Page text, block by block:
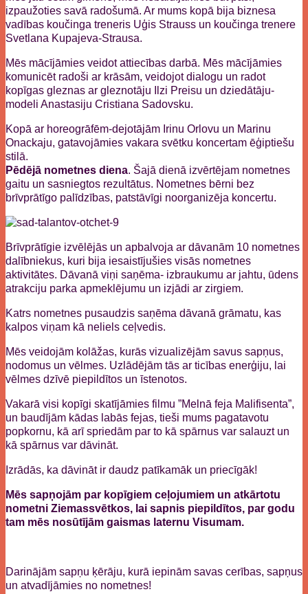
izpaužoties savā radošumā. Ar mums kopā bija biznesa
vadības koučinga treneris Uģis Strauss un koučinga trenere
Svetlana Kupajeva-Strausa.
Mēs mācījāmies veidot attiecības darbā. Mēs mācījāmies
komunicēt radoši ar krāsām, veidojot dialogu un radot
kopīgas gleznas ar gleznotāju Ilzi Preisu un dziedātāju-
modeli Anastasiju Cristiana Sadovsku.
Kopā ar horeogrāfēm-dejotājām Irinu Orlovu un Marinu
Onackaju, gatavojāmies vakara svētku koncertam ēģiptiešu
stilā.
Pēdējā nometnes diena. Šajā dienā izvērtējam nometnes
gaitu un sasniegtos rezultātus. Nometnes bērni bez
brīvprātīgo palīdzības, patstāvīgi noorganizēja koncertu.
Brīvprātīgie izvēlējās un apbalvoja ar dāvanām 10 nometnes
dalībniekus, kuri bija iesaistījušies visās nometnes
aktivitātes. Dāvanā viņi saņēma- izbraukumu ar jahtu, ūdens
atrakciju parka apmeklējumu un izjādi ar zirgiem.
Katrs nometnes pusaudzis saņēma dāvanā grāmatu, kas
kalpos viņam kā neliels ceļvedis.
Mēs veidojām kolāžas, kurās vizualizējām savus sapņus,
nodomus un vēlmes. Uzlādējām tās ar ticības enerģiju, lai
vēlmes dzīvē piepildītos un īstenotos.
Vakarā visi kopīgi skatījāmies filmu ”Melnā feja Malifisenta”,
un baudījām kādas labās fejas, tieši mums pagatavotu
popkornu, kā arī spriedām par to kā spārnus var salauzt un
kā spārnus var dāvināt.
Izrādās, ka dāvināt ir daudz patīkamāk un priecīgāk!
Mēs sapņojām par kopīgiem ceļojumiem un atkārtotu
nometni Ziemassvētkos, lai sapnis piepildītos, par godu
tam mēs nosūtījām gaismas laternu Visumam.
Darinājām sapņu ķērāju, kurā iepinām savas cerības, sapņus
un atvadījāmies no nometnes!